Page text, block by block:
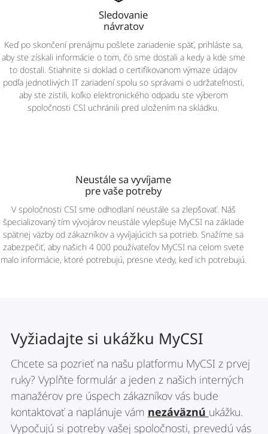
Sledovanie
návratov
Keď po skončení prenájmu pošlete zariadenie späť, prihláste sa,
aby ste získali informácie o tom, čo sme dostali a kedy a kde sme
to dostali. Stiahnite si doklad o certifikovanom výmaze údajov
podľa jednotlivých IT zariadení spolu so správami o udržateľnosti,
aby ste zistili, koľko elektronického odpadu ste výberom
spoločnosti CSI uchránili pred uložením na skládku.
Neustále sa vyvíjame
pre vaše potreby
V spoločnosti CSI sme odhodlaní neustále sa zlepšovať. Náš
špecializovaný tím vývojárov neustále vylepšuje MyCSI na základe
spätnej väzby od zákazníkov a vyvíjajúcich sa potrieb. Snažíme sa
zabezpečiť, aby našich 4 000 používateľov MyCSI na celom svete
malo informácie, ktoré potrebujú, presne vtedy, keď ich potrebujú.
Vyžiadajte si ukážku MyCSI
Chcete sa pozrieť na našu platformu MyCSI z prvej
ruky? Vyplňte formulár a jeden z našich interných
manažérov pre úspech zákazníkov vás bude
kontaktovať a naplánuje vám nezáväznú ukážku.
Vypočujú si potreby vašej spoločnosti, prevedú vás